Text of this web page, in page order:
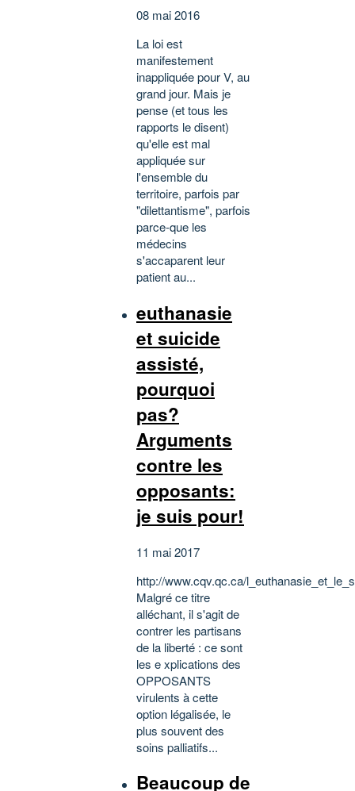
08 mai 2016
La loi est
manifestement
inappliquée pour V, au
grand jour. Mais je
pense (et tous les
rapports le disent)
qu'elle est mal
appliquée sur
l'ensemble du
territoire, parfois par
"dilettantisme", parfois
parce-que les
médecins
s'accaparent leur
patient au...
euthanasie
et suicide
assisté,
pourquoi
pas?
Arguments
contre les
opposants:
je suis pour!
11 mai 2017
http://www.cqv.qc.ca/
Malgré ce titre
alléchant, il s'agit de
contrer les partisans
de la liberté : ce sont
les e xplications des
OPPOSANTS
virulents à cette
option légalisée, le
plus souvent des
soins palliatifs...
Beaucoup de